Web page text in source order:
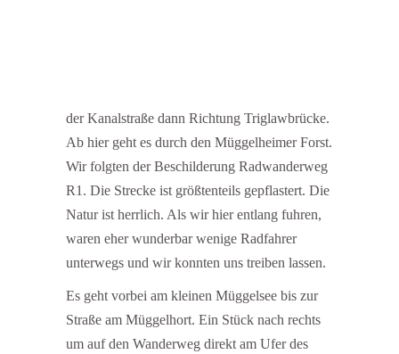
der Kanalstraße dann Richtung Triglawbrücke.
Ab hier geht es durch den Müggelheimer Forst.
Wir folgten der Beschilderung Radwanderweg
R1. Die Strecke ist größtenteils gepflastert. Die
Natur ist herrlich. Als wir hier entlang fuhren,
waren eher wunderbar wenige Radfahrer
unterwegs und wir konnten uns treiben lassen.
Es geht vorbei am kleinen Müggelsee bis zur
Straße am Müggelhort. Ein Stück nach rechts
um auf den Wanderweg direkt am Ufer des